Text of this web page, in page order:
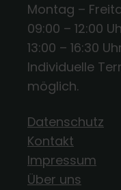
Montag –
09:00 – 12:00
13:00 – 16:30
Individuelle
möglich.
Datenschutz
Kontakt
Impressum
Über uns